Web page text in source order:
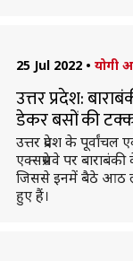
25 Jul 2022 • योगी
उत्तर प्रदेश:
डेकर बसों की
उत्तर प्रदेश के
एक्सप्रेसवे पर
जिससे इनमें बैठे आठ
हुए हैं।